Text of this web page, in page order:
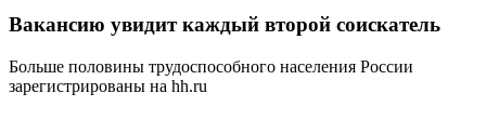
Вакансию увидит каждый второй соискатель
Больше половины трудоспособного населения России
зарегистрированы на hh.ru